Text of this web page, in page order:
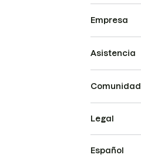
Empresa
Asistencia
Comunidad
Legal
Español